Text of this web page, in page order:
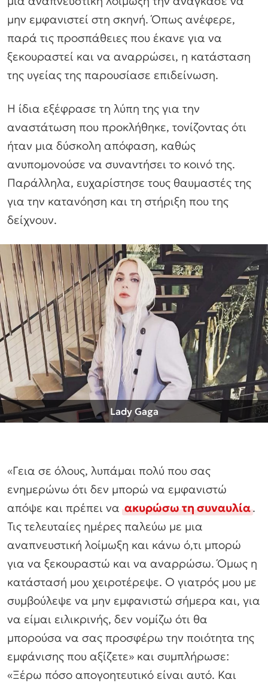
μην εμφανιστεί στη σκηνή. Όπως ανέφερε,
παρά τις προσπάθειες που έκανε για να
ξεκουραστεί και να αναρρώσει, η κατάσταση
της υγείας της παρουσίασε επιδείνωση.
Η ίδια εξέφρασε τη λύπη της για την
αναστάτωση που προκλήθηκε, τονίζοντας ότι
ήταν μια δύσκολη απόφαση, καθώς
ανυπομονούσε να συναντήσει το κοινό της.
Παράλληλα, ευχαρίστησε τους θαυμαστές της
για την κατανόηση και τη στήριξη που της
δείχνουν.
Lady Gaga
«Γεια σε όλους, λυπάμαι πολύ που σας
ενημερώνω ότι δεν μπορώ να εμφανιστώ
απόψε και πρέπει ναακυρώσω τη συναυλία.
Τις τελευταίες ημέρες παλεύω με μια
αναπνευστική λοίμωξη και κάνω ό,τι μπορώ
για να ξεκουραστώ και να αναρρώσω. Όμως η
κατάστασή μου χειροτέρεψε. Ο γιατρός μου με
συμβούλεψε να μην εμφανιστώ σήμερα και, για
να είμαι ειλικρινής, δεν νομίζω ότι θα
μπορούσα να σας προσφέρω την ποιότητα της
εμφάνισης που αξίζετε» και συμπλήρωσε:
«Ξέρω πόσο απογοητευτικό είναι αυτό. Και